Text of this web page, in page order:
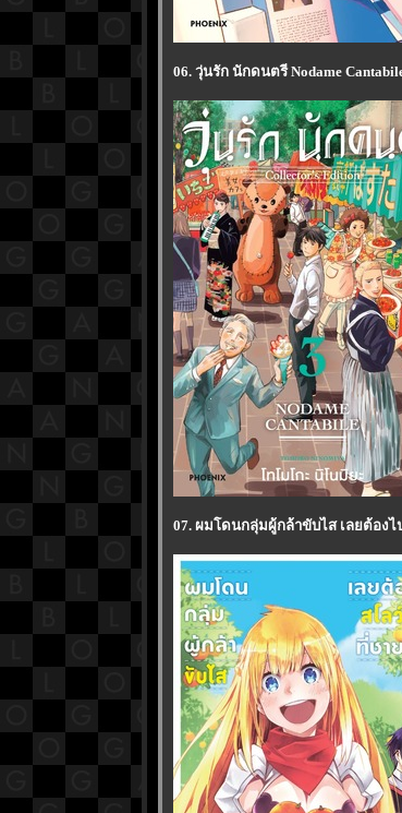
06. วุ่นรัก นักดนตรี Nodame
07. ผมโดนกลุ่มผู้กล้าขับไส เลยต้องไ